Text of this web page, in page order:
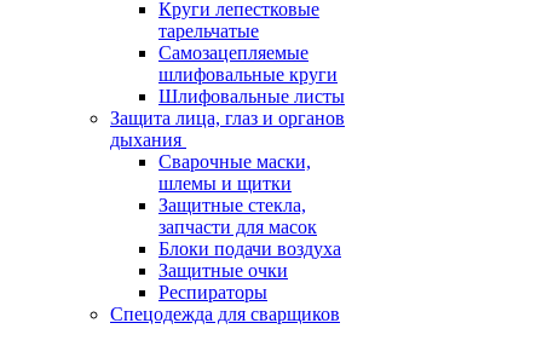
Круги лепестковые
тарельчатые
Самозацепляемые
шлифовальные круги
Шлифовальные листы
Защита лица, глаз и органов
дыхания
Сварочные маски,
шлемы и щитки
Защитные стекла,
запчасти для масок
Блоки подачи воздуха
Защитные очки
Респираторы
Спецодежда для сварщиков